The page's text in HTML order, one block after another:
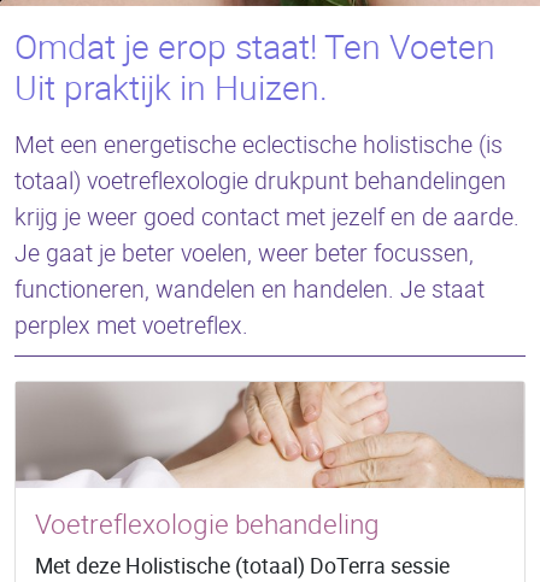
Omdat je erop staat! Ten Voeten
Uit praktijk in Huizen.
Met een energetische eclectische holistische (is
totaal) voetreflexologie drukpunt behandelingen
krijg je weer goed contact met jezelf en de aarde.
Je gaat je beter voelen, weer beter focussen,
functioneren, wandelen en handelen. Je staat
perplex met voetreflex.
Voetreflexologie behandeling
Met deze Holistische (totaal) DoTerra sessie